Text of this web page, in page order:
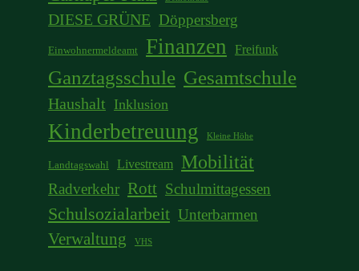
DIESE GRÜNE Döppersberg
Einwohnermeldeamt Finanzen Freifunk
Ganztagsschule Gesamtschule
Haushalt Inklusion
Kinderbetreuung Kleine Höhe
Landtagswahl Livestream Mobilität
Radverkehr Rott Schulmittagessen
Schulsozialarbeit Unterbarmen
Verwaltung VHS